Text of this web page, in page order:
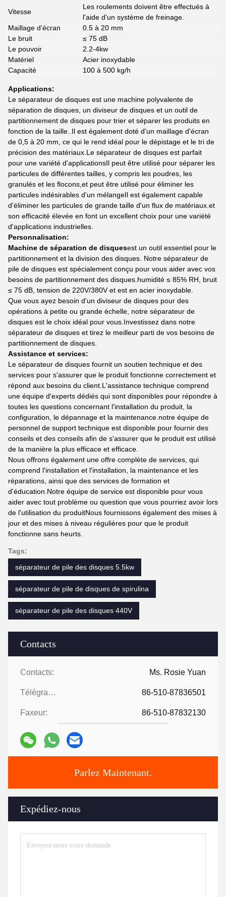
Contacts
Contacts: Ms. Rosie Yuan
Télégramme: 86-510-87836501
Faxeur: 86-510-87832130
Parlez Maintenant.
Expédiez-nous
Vitesse
Les roulements doivent être effectués à
l'aide d'un système de freinage.
Maillage d'écran
0.5 à 20 mm
Le bruit
≤ 75 dB
Le pouvoir
2.2-4kw
Matériel
Acier inoxydable
Capacité
100 à 500 kg/h
Applications:
Le séparateur de disques est une machine polyvalente de
séparation de disques, un diviseur de disques et un outil de
partitionnement de disques pour trier et séparer les produits en
fonction de la taille..Il est également doté d'un maillage d'écran
de 0,5 à 20 mm, ce qui le rend idéal pour le dépistage et le tri de
précision des matériaux.Le séparateur de disques est parfait
pour une variété d'applicationsIl peut être utilisé pour séparer les
particules de différentes tailles, y compris les poudres, les
granulés et les flocons,et peut être utilisé pour éliminer les
particules indésirables d'un mélangeIl est également capable
d'éliminer les particules de grande taille d'un flux de matériaux.et
son efficacité élevée en font un excellent choix pour une variété
d'applications industrielles.
Personnalisation:
Machine de séparation de disquesest un outil essentiel pour le
partitionnement et la division des disques. Notre séparateur de
pile de disques est spécialement conçu pour vous aider avec vos
besoins de partitionnement des disques.humidité ≤ 85% RH, bruit
≤ 75 dB, tension de 220V/380V et est en acier inoxydable.
Que vous ayez besoin d'un diviseur de disques pour des
opérations à petite ou grande échelle, notre séparateur de
disques est le choix idéal pour vous.Investissez dans notre
séparateur de disques et tirez le meilleur parti de vos besoins de
partitionnement de disques.
Assistance et services:
Le séparateur de disques fournit un soutien technique et des
services pour s'assurer que le produit fonctionne correctement et
répond aux besoins du client.L'assistance technique comprend
une équipe d'experts dédiés qui sont disponibles pour répondre à
toutes les questions concernant l'installation du produit, la
configuration, le dépannage et la maintenance.notre équipe de
personnel de support technique est disponible pour fournir des
conseils et des conseils afin de s'assurer que le produit est utilisé
de la manière la plus efficace et efficace.
Nous offrons également une offre complète de services, qui
comprend l'installation et l'installation, la maintenance et les
réparations, ainsi que des services de formation et
d'éducation.Notre équipe de service est disponible pour vous
aider avec tout problème ou question que vous pourriez avoir lors
de l'utilisation du produitNous fournissons également des mises à
jour et des mises à niveau régulières pour que le produit
fonctionne sans heurts.
Tags:
séparateur de pile des disques 5.5kw
séparateur de pile de disques de spirulina
séparateur de pile des disques 440V